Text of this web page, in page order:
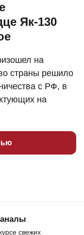
Як-130
на
страны решило
с РФ, в
на
свежих